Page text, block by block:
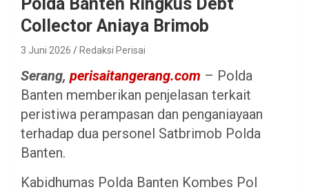
Collector Aniaya Brimob
3 Juni 2026 Redaksi Perisai
Serang, perisaitangerang.com – Polda
Banten memberikan penjelasan terkait
peristiwa perampasan dan penganiayaan
terhadap dua personel Satbrimob Polda
Banten.
Kabidhumas Polda Banten Kombes Pol